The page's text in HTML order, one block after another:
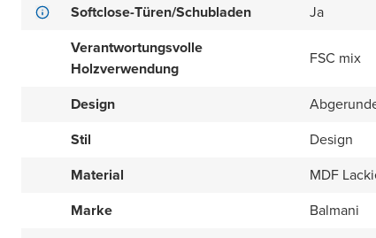
Softclose-Türen/Schubladen
Ja
Verantwortungsvolle
Holzverwendung
FSC mix
Design
Stil
Design
Material
MDF
Marke
Balmani